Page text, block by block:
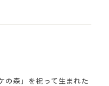
の森」を祝って生まれた